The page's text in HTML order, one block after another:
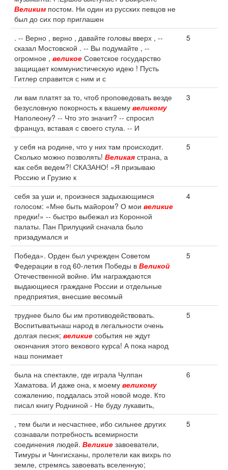
Великим постом. Ни один из русских певцов не
был до сих пор приглашен
. -- Верно , верно , давайте головы вверх , --
сказал Мостовской . -- Вы подумайте , --
огромное , великое Советское государство
защищает коммунистическую идею ! Пусть
Гитлер справится с ним и с
5
ли вам платят за то, чтоб проповедовать везде
безусловную покорность к вашему великому
Наполеону? -- Что это значит? -- спросил
француз, вставая с своего стула. -- И
3
у себя на родине, что у них там происходит.
Сколько можно позволять! Великая страна, а
как себя ведем?! СКАЗАНО! «Я призываю
Россию и Грузию к
5
себя за уши и, произнеся задыхающимся
голосом: «Мне быть майором? О мои великие
предки!» -- быстро выбежал из Коронной
палаты. Пан Прилуцкий сначала было
призадумался и
4
Победа». Орден был учрежден Советом
Федерации в год 60-летия Победы в Великой
Отечественной войне. Им награждаются
выдающиеся граждане России и отдельные
предприятия, внесшие весомый
5
труднее было бы им противодействовать.
Воспитыватьнаш народ в легальности очень
долгая песня; великие события не ждут
окончания этого векового курса! А пока народ
наш понимает
5
была на спектакле, где играла Чулпан
Хаматова. И даже она, к моему великому
сожалению, поддалась этой новой моде. Кто
писал книгу Родниной - Не буду лукавить,
6
, тем были и несчастнее, ибо сильнее других
сознавали потребность всемирности
соединения людей. Великие завоеватели,
Тимуры и Чингисханы, пролетели как вихрь по
земле, стремясь завоевать вселенную;
5